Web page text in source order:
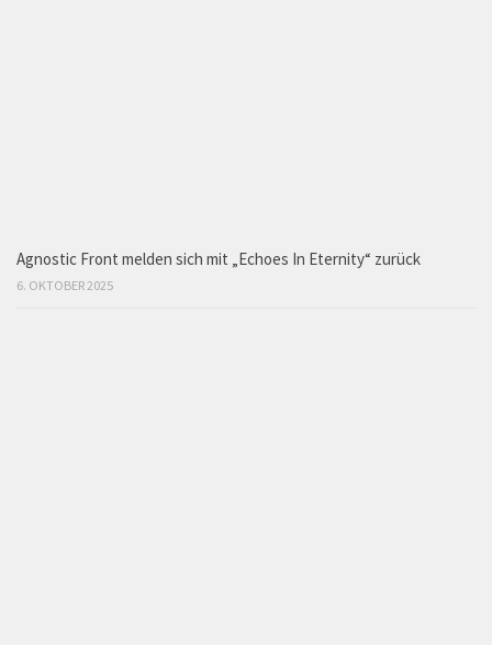
Agnostic Front melden sich mit „Echoes In Eternity“ zurück
6. OKTOBER 2025